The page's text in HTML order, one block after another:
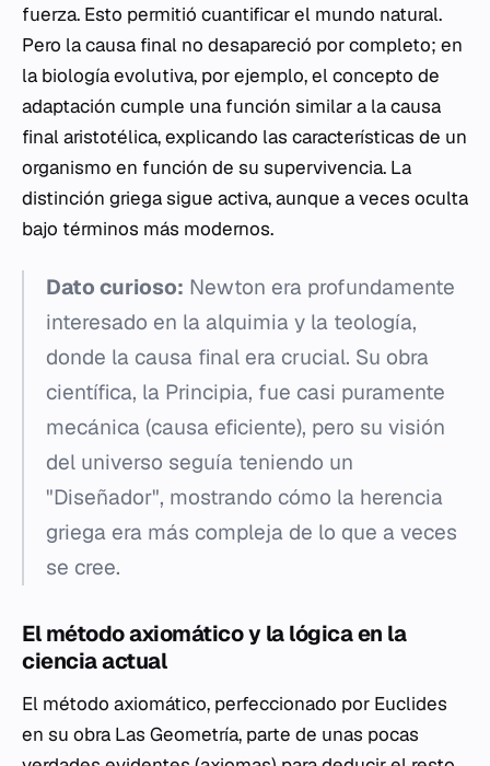
fuerza. Esto permitió cuantificar el mundo natural.
Pero la causa final no desapareció por completo; en
la biología evolutiva, por ejemplo, el concepto de
adaptación cumple una función similar a la causa
final aristotélica, explicando las características de un
organismo en función de su supervivencia. La
distinción griega sigue activa, aunque a veces oculta
bajo términos más modernos.
Dato curioso: Newton era profundamente
interesado en la alquimia y la teología,
donde la causa final era crucial. Su obra
científica, la Principia, fue casi puramente
mecánica (causa eficiente), pero su visión
del universo seguía teniendo un
"Diseñador", mostrando cómo la herencia
griega era más compleja de lo que a veces
se cree.
El método axiomático y la lógica en la
ciencia actual
El método axiomático, perfeccionado por Euclides
en su obra Las Geometría, parte de unas pocas